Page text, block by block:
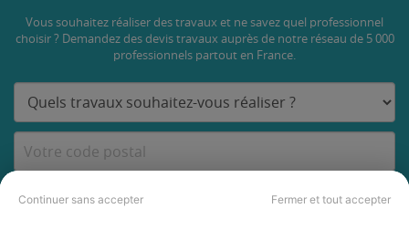
Continuer sans accepter Fermer et tout accepter
Vous souhaitez réaliser des travaux et ne savez quel professionnel
choisir ? Demandez des devis travaux auprès de notre réseau de 5 000
professionnels partout en France.
DEMANDER UN DEVIS